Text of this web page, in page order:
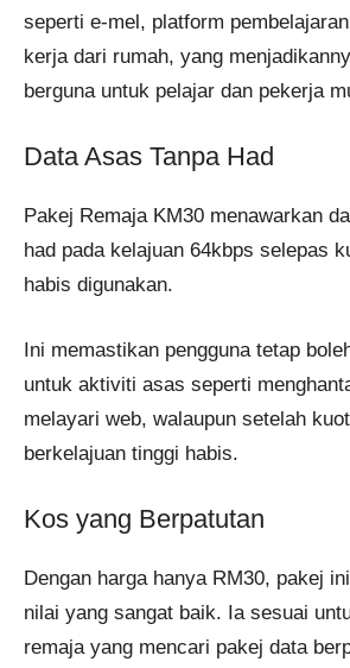
seperti e-mel, platform
kerja dari rumah, yang
berguna untuk pelajar dan pekerja
Data Asas Tanpa Had
Pakej Remaja KM30 menawarkan
had pada kelajuan 64kbps selepas
habis digunakan.
Ini memastikan pengguna tetap
untuk aktiviti asas seperti
melayari web, walaupun setelah
berkelajuan tinggi habis.
Kos yang Berpatutan
Dengan harga hanya RM30, pakej
nilai yang sangat baik. Ia sesuai
remaja yang mencari pakej data